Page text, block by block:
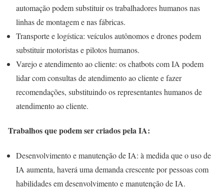
automação podem substituir os trabalhadores humanos nas
linhas de montagem e nas fábricas.
Transporte e logística: veículos autônomos e drones podem
substituir motoristas e pilotos humanos.
Varejo e atendimento ao cliente: os chatbots com IA podem
lidar com consultas de atendimento ao cliente e fazer
recomendações, substituindo os representantes humanos de
atendimento ao cliente.
Trabalhos que podem ser criados pela IA:
Desenvolvimento e manutenção de IA: à medida que o uso de
IA aumenta, haverá uma demanda crescente por pessoas com
habilidades em desenvolvimento e manutenção de IA.